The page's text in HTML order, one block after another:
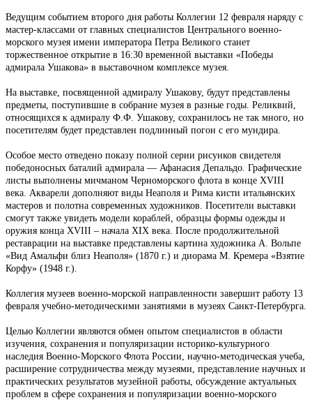
Ведущим событием второго дня работы Коллегии 12 февраля наряду с
мастер-классами от главных специалистов Центрального военно-
морского музея имени императора Петра Великого станет
торжественное открытие в 16:30 временной выставки «Победы
адмирала Ушакова» в выставочном комплексе музея.
На выставке, посвященной адмиралу Ушакову, будут представлены
предметы, поступившие в собрание музея в разные годы. Реликвий,
относящихся к адмиралу Ф.Ф. Ушакову, сохранилось не так много, но
посетителям будет представлен подлинный погон с его мундира.
Особое место отведено показу полной серии рисунков свидетеля
победоносных баталий адмирала — Афанасия Депальдо. Графические
листы выполнены мичманом Черноморского флота в конце XVIII
века. Акварели дополняют виды Неаполя и Рима кисти итальянских
мастеров и полотна современных художников. Посетители выставки
смогут также увидеть модели кораблей, образцы формы одежды и
оружия конца XVIII – начала XIX века. После продолжительной
реставрации на выставке представлены картина художника А. Вольпе
«Вид Амальфи близ Неаполя» (1870 г.) и диорама М. Кремера «Взятие
Корфу» (1948 г.).
Коллегия музеев военно-морской направленности завершит работу 13
февраля учебно-методическими занятиями в музеях Санкт-Петербурга.
Целью Коллегии являются обмен опытом специалистов в области
изучения, сохранения и популяризации историко-культурного
наследия Военно-Морского Флота России, научно-методическая учеба,
расширение сотрудничества между музеями, представление научных и
практических результатов музейной работы, обсуждение актуальных
проблем в сфере сохранения и популяризации военно-морского